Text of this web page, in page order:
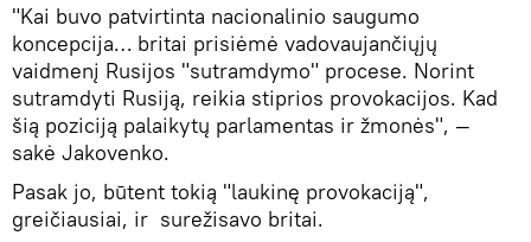
"Kai buvo patvirtinta nacionalinio saugumo
koncepcija… britai prisiėmė vadovaujančiųjų
vaidmenį Rusijos "sutramdymo" procese. Norint
sutramdyti Rusiją, reikia stiprios provokacijos. Kad
šią poziciją palaikytų parlamentas ir žmonės", —
sakė Jakovenko.
Pasak jo, būtent tokią "laukinę provokaciją",
greičiausiai, ir surežisavo britai.